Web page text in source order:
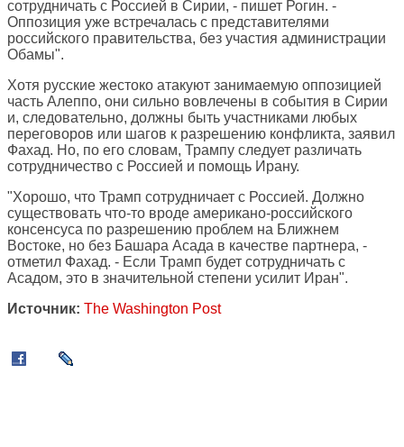
сотрудничать с Россией в Сирии, - пишет Рогин. -
Оппозиция уже встречалась с представителями
российского правительства, без участия администрации
Обамы".
Хотя русские жестоко атакуют занимаемую оппозицией
часть Алеппо, они сильно вовлечены в события в Сирии
и, следовательно, должны быть участниками любых
переговоров или шагов к разрешению конфликта, заявил
Фахад. Но, по его словам, Трампу следует различать
сотрудничество с Россией и помощь Ирану.
"Хорошо, что Трамп сотрудничает с Россией. Должно
существовать что-то вроде американо-российского
консенсуса по разрешению проблем на Ближнем
Востоке, но без Башара Асада в качестве партнера, -
отметил Фахад. - Если Трамп будет сотрудничать с
Асадом, это в значительной степени усилит Иран".
Источник: The Washington Post